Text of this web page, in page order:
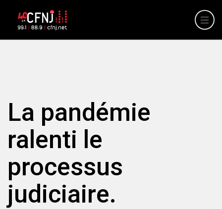
La pandémie
ralenti le
processus
judiciaire.